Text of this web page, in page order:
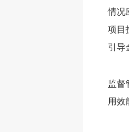
情况
项目
引导
监督
用效